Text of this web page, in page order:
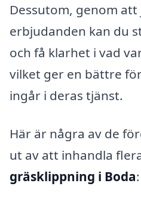
Dessutom, genom
erbjudanden kan du
och få klarhet i vad
vilket ger en bättre
ingår i deras tjänst.
Här är några av de
ut av att inhandla
gräsklippning i Boda: